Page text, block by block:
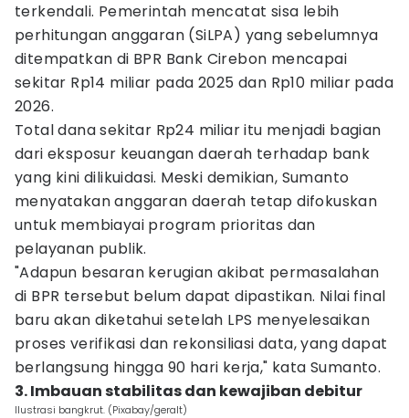
terkendali. Pemerintah mencatat sisa lebih
perhitungan anggaran (SiLPA) yang sebelumnya
ditempatkan di BPR Bank Cirebon mencapai
sekitar Rp14 miliar pada 2025 dan Rp10 miliar pada
2026.
Total dana sekitar Rp24 miliar itu menjadi bagian
dari eksposur keuangan daerah terhadap bank
yang kini dilikuidasi. Meski demikian, Sumanto
menyatakan anggaran daerah tetap difokuskan
untuk membiayai program prioritas dan
pelayanan publik.
"Adapun besaran kerugian akibat permasalahan
di BPR tersebut belum dapat dipastikan. Nilai final
baru akan diketahui setelah LPS menyelesaikan
proses verifikasi dan rekonsiliasi data, yang dapat
berlangsung hingga 90 hari kerja," kata Sumanto.
3. Imbauan stabilitas dan kewajiban debitur
Ilustrasi bangkrut. (Pixabay/geralt)